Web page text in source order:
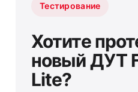
Тестирование
Хотите
новый ДУТ
Lite?